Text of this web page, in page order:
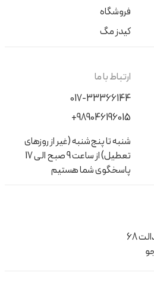
فروشگاه
کیدز مگ
ارتباط با ما
017-33366144
+989046196015
شنبه تا پنج‌شنبه (غیر از روزهای
تعطیل) از ساعت 9 صبح الی 17
پاسخگوی شما هستیم
68